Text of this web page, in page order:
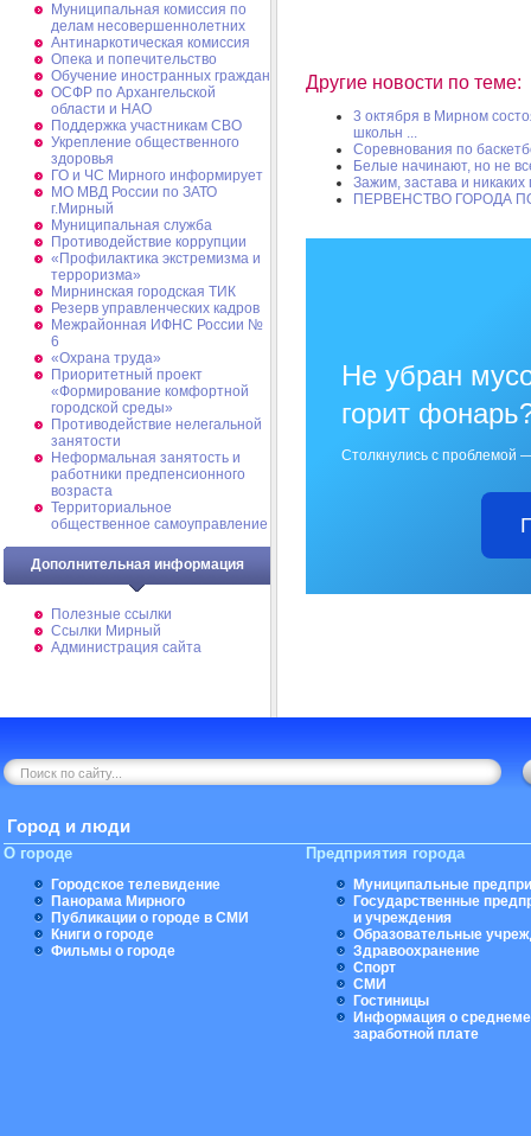
Муниципальная комиссия по
делам несовершеннолетних
Антинаркотическая комиссия
Опека и попечительство
Обучение иностранных граждан
ОСФР по Архангельской
области и НАО
Поддержка участникам СВО
Укрепление общественного
здоровья
ГО и ЧС Мирного информирует
МО МВД России по ЗАТО
г.Мирный
Муниципальная cлужба
Противодействие коррупции
«Профилактика экстремизма и
терроризма»
Мирнинская городская ТИК
Резерв управленческих кадров
Межрайонная ИФНС России №
6
«Охрана труда»
Приоритетный проект
«Формирование комфортной
городской среды»
Противодействие нелегальной
занятости
Неформальная занятость и
работники предпенсионного
возраста
Территориальное
общественное самоуправление
Дополнительная информация
Полезные ссылки
Ссылки Мирный
Администрация сайта
Другие новости по теме:
3 октября в Мирном
школьн ...
Соревнования по
Белые начинают, но не
Зажим, застава и
ПЕРВЕНСТВО ГОРОДА
Не убран
горит
Столкнулись с проблемой
Город и люди
О городе
Городское телевидение
Панорама Мирного
Публикации о городе в СМИ
Книги о городе
Фильмы о городе
Предприятия города
Муниципальные
Государственные
и учреждения
Образовательные
Здравоохранение
Спорт
СМИ
Гостиницы
Информация о
заработной плате